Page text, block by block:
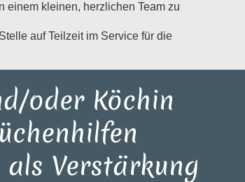
einem kleinen, herzlichen Team zu
auf Teilzeit im Service für die
oder Köchin
Verstärkung